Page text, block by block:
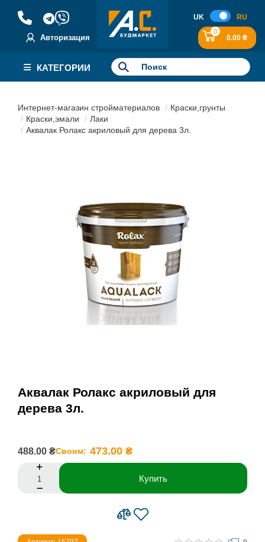
Авторизация
UK RU
0
0.00 ₴
КАТЕГОРИИ
Интернет-магазин стройматериалов
Краски,грунты
Краски,эмали
Лаки
Аквалак Ролакс акриловый для дерева 3л.
Аквалак Ролакс акриловый для
дерева 3л.
488.00 ₴Своим: 473.00 ₴
Купить